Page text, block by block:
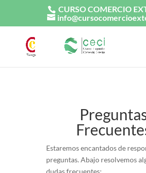
CURSO COMERCIO
Estaremos encantados de
preguntas. Abajo resolvemos
dudas frecuentes: